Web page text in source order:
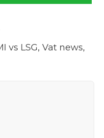
vs LSG, Vat news,